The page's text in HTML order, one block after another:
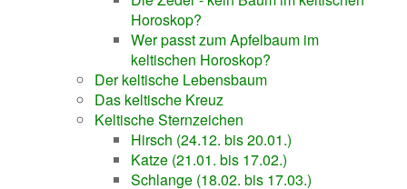
Horoskop?
Wer passt zum Apfelbaum im
keltischen Horoskop?
Der keltische Lebensbaum
Das keltische Kreuz
Keltische Sternzeichen
Hirsch (24.12. bis 20.01.)
Katze (21.01. bis 17.02.)
Schlange (18.02. bis 17.03.)